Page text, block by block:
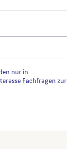
nur in
Fachfragen zur